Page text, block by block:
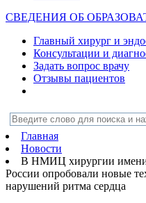
СВЕДЕНИЯ ОБ
Главный хирург и
Консультации и
Задать вопрос врачу
Отзывы пациентов
Главная
Новости
В НМИЦ хирургии
России опробовали новые
нарушений ритма сердца